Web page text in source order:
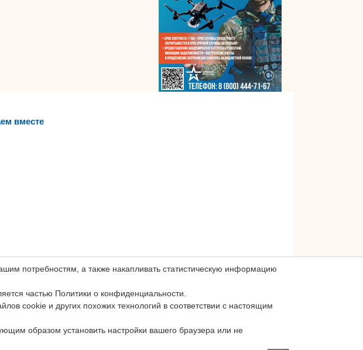
потребностям, а также накапливать статистическую информацию
частью Политики о конфиденциальности.
cookie и других похожих технологий в соответствии с настоящим
образом установить настройки вашего браузера или не
вместе